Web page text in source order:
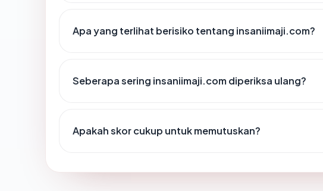
Apa yang terlihat berisiko tentang insaniimaji.com?
Seberapa sering insaniimaji.com diperiksa ulang?
Apakah skor cukup untuk memutuskan?